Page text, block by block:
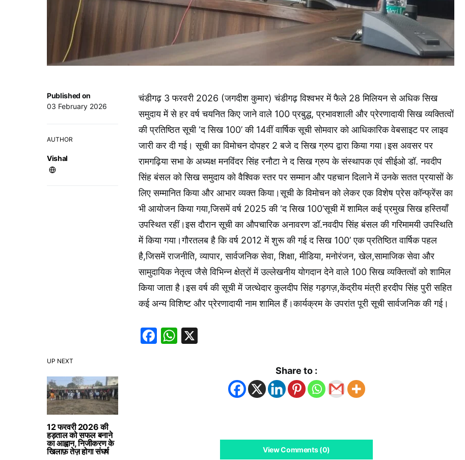
UP NEXT
12 फरवरी 2026 की
हड़ताल को सफल बनाने
का आह्वान, निजीकरण के
खिलाफ़ तेज़ होगा संघर्ष
Published on
03 February 2026
AUTHOR
Vishal
चंडीगढ़ 3 फरवरी 2026 (जगदीश कुमार) चंडीगढ़ विश्वभर में फैले 28 मिलियन से अधिक सिख
समुदाय में से हर वर्ष चयनित किए जाने वाले 100 प्रबुद्ध, प्रभावशाली और प्रेरणादायी सिख व्यक्तित्वों
की प्रतिष्ठित सूची ‘द सिख 100’ की 14वीं वार्षिक सूची सोमवार को आधिकारिक वेबसाइट पर लाइव
जारी कर दी गई। सूची का विमोचन दोपहर 2 बजे द सिख ग्रुप द्वारा किया गया।इस अवसर पर
रामगढ़िया सभा के अध्यक्ष मनविंदर सिंह रनौटा ने द सिख ग्रुप के संस्थापक एवं सीईओ डॉ. नवदीप
सिंह बंसल को सिख समुदाय को वैश्विक स्तर पर सम्मान और पहचान दिलाने में उनके सतत प्रयासों के
लिए सम्मानित किया और आभार व्यक्त किया।सूची के विमोचन को लेकर एक विशेष प्रेस कॉन्फ्रेंस का
भी आयोजन किया गया,जिसमें वर्ष 2025 की ‘द सिख 100’सूची में शामिल कई प्रमुख सिख हस्तियाँ
उपस्थित रहीं।इस दौरान सूची का औपचारिक अनावरण डॉ.नवदीप सिंह बंसल की गरिमामयी उपस्थिति
में किया गया।गौरतलब है कि वर्ष 2012 में शुरू की गई द सिख 100’ एक प्रतिष्ठित वार्षिक पहल
है,जिसमें राजनीति, व्यापार, सार्वजनिक सेवा, शिक्षा, मीडिया, मनोरंजन, खेल,सामाजिक सेवा और
सामुदायिक नेतृत्व जैसे विभिन्न क्षेत्रों में उल्लेखनीय योगदान देने वाले 100 सिख व्यक्तित्वों को शामिल
किया जाता है।इस वर्ष की सूची में जत्थेदार कुलदीप सिंह गड़गज़,केंद्रीय मंत्री हरदीप सिंह पुरी सहित
कई अन्य विशिष्ट और प्रेरणादायी नाम शामिल हैं।कार्यक्रम के उपरांत पूरी सूची सार्वजनिक की गई।
Facebook
WhatsApp
Share to :
View Comments (0)